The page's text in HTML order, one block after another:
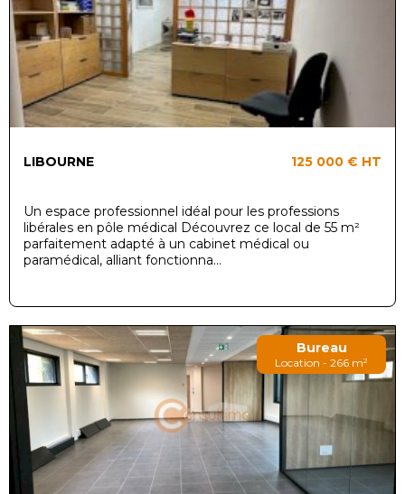
LIBOURNE 125 000 € HT
Un espace professionnel idéal pour les professions
libérales en pôle médical Découvrez ce local de 55 m²
parfaitement adapté à un cabinet médical ou
paramédical, alliant fonctionna...
Bureau
Location - 266 m²